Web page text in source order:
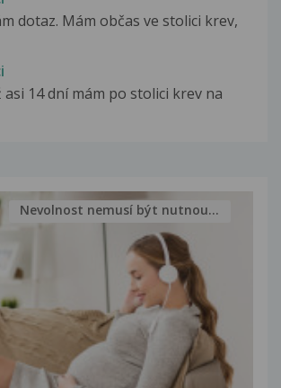
dotaz. Mám občas ve stolici krev,
asi 14 dní mám po stolici krev na
Nevolnost nemusí být nutnou...